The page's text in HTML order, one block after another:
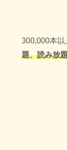
300,000本
題、読み放